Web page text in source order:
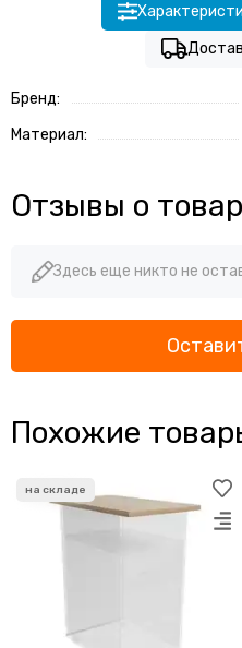
Бренд:
Материал:
Отзывы о
Здесь еще никто не
Похожие